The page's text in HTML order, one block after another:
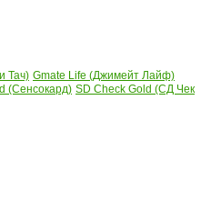
Тач) Gmate Life (Джимейт Лайф)
(Сенсокард) SD Check Gold (СД Чек